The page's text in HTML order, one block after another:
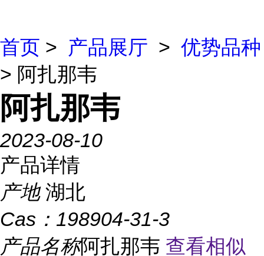
首页 > 产品展厅 > 优势品种
> 阿扎那韦
阿扎那韦
2023-08-10
产品详情
产地 湖北
Cas： 198904-31-3
产品名称阿扎那韦 查看相似